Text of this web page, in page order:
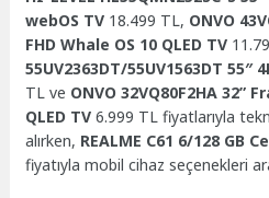
webOS TV 18.499 TL, ONVO
FHD Whale OS 10 QLED TV
55UV2363DT/55UV1563DT 55″
TL ve ONVO 32VQ80F2HA 32”
QLED TV 6.999 TL fiyatlarıyla
alırken, REALME C61 6/128 GB
fiyatıyla mobil cihaz seçenekleri